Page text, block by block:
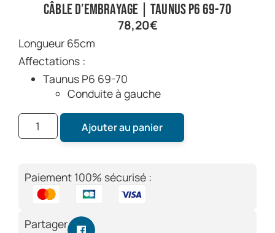
Câble d’embrayage | Taunus P6 69-70
78,20€
Longueur 65cm
Affectations :
Taunus P6 69-70
Conduite à gauche
Ajouter au panier
Paiement 100% sécurisé :
Partager